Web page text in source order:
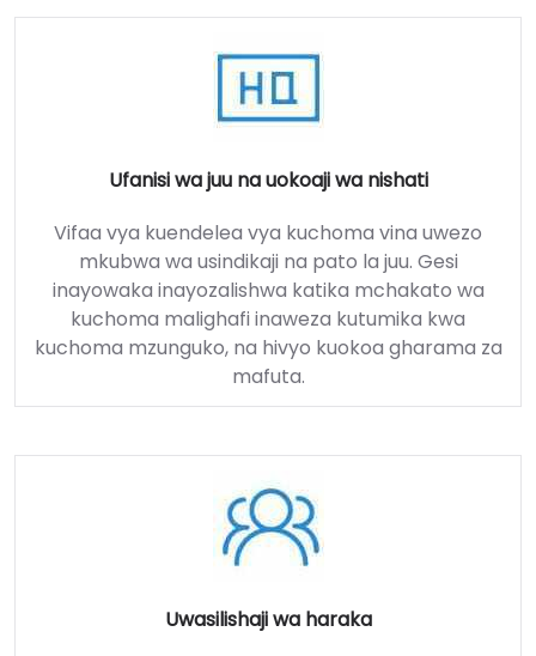
Ufanisi wa juu na uokoaji wa nishati
Vifaa vya kuendelea vya kuchoma vina uwezo
mkubwa wa usindikaji na pato la juu. Gesi
inayowaka inayozalishwa katika mchakato wa
kuchoma malighafi inaweza kutumika kwa
kuchoma mzunguko, na hivyo kuokoa gharama za
mafuta.
Uwasilishaji wa haraka